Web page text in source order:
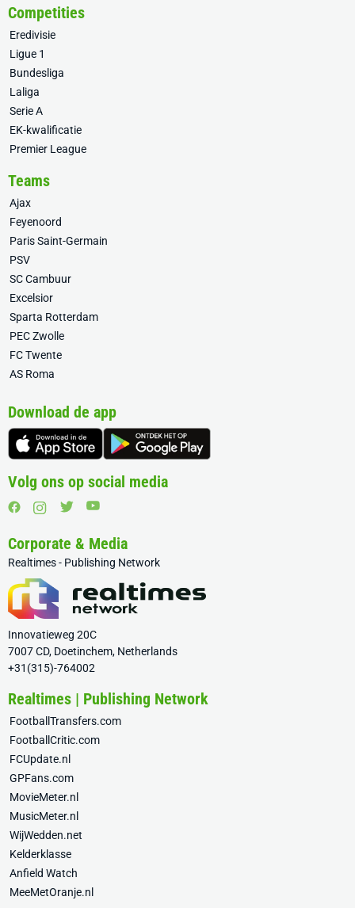
Competities
Eredivisie
Ligue 1
Bundesliga
Laliga
Serie A
EK-kwalificatie
Premier League
Teams
Ajax
Feyenoord
Paris Saint-Germain
PSV
SC Cambuur
Excelsior
Sparta Rotterdam
PEC Zwolle
FC Twente
AS Roma
Download de app
Volg ons op social media
Corporate & Media
Realtimes - Publishing Network
Innovatieweg 20C
7007 CD, Doetinchem, Netherlands
+31(315)-764002
Realtimes | Publishing Network
FootballTransfers.com
FootballCritic.com
FCUpdate.nl
GPFans.com
MovieMeter.nl
MusicMeter.nl
WijWedden.net
Kelderklasse
Anfield Watch
MeeMetOranje.nl